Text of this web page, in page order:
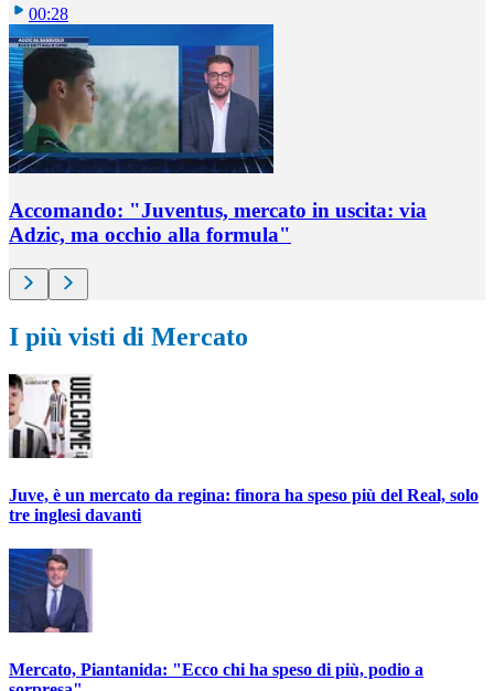
00:28
Accomando: "Juventus, mercato in uscita: via
Adzic, ma occhio alla formula"
I più visti di Mercato
Juve, è un mercato da regina: finora ha speso più del Real, solo
tre inglesi davanti
Mercato, Piantanida: "Ecco chi ha speso di più, podio a